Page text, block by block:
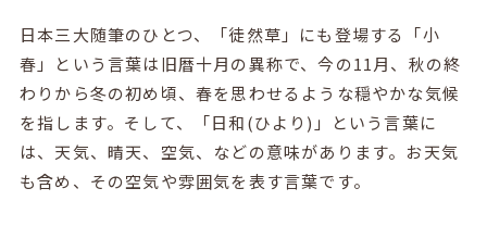
日本三大随筆のひとつ、「徒然草」にも登場する「小
春」という言葉は旧暦十月の異称で、今の11月、秋の終
わりから冬の初め頃、春を思わせるような穏やかな気候
を指します。そして、「日和(ひより)」という言葉に
は、天気、晴天、空気、などの意味があります。お天気
も含め、その空気や雰囲気を表す言葉です。